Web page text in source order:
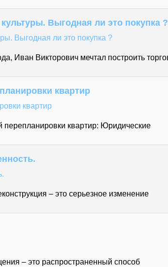
Выгодная ли это покупка ?
Иван Викторович мечтал построить
квартир
перепланировки квартир: Юридические
– это серьезное изменение
– это распространенный способ